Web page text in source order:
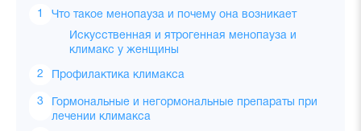
Что такое менопауза и почему она возникает
Искусственная и ятрогенная менопауза и
климакс у женщины
Профилактика климакса
Гормональные и негормональные препараты при
лечении климакса